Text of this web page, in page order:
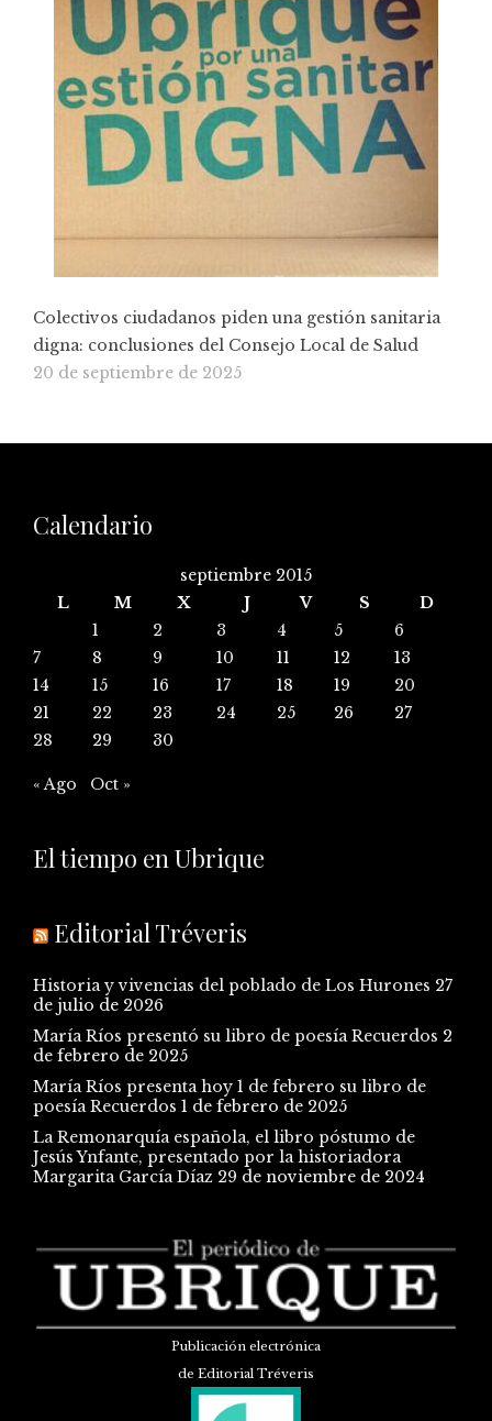
Colectivos ciudadanos piden una gestión sanitaria
digna: conclusiones del Consejo Local de Salud
20 de septiembre de 2025
Calendario
septiembre 2015
L
M X J V S
D
1
2 3 4 5
6
7
8 9 10 11 12
13
14
15 16 17 18 19
20
21
22 23 24 25 26
27
28
29 30
« Ago Oct »
El tiempo en Ubrique
Editorial Tréveris
Historia y vivencias del poblado de Los Hurones 27
de julio de 2026
María Ríos presentó su libro de poesía Recuerdos 2
de febrero de 2025
María Ríos presenta hoy 1 de febrero su libro de
poesía Recuerdos 1 de febrero de 2025
La Remonarquía española, el libro póstumo de
Jesús Ynfante, presentado por la historiadora
Margarita García Díaz 29 de noviembre de 2024
Publicación electrónica
de Editorial Tréveris